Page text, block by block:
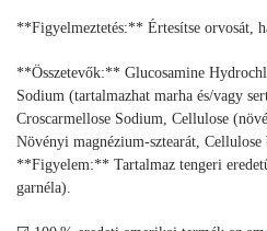
**Figyelmeztetés:** Értesítse orvosát,
**Összetevők:** Glucosamine
Sodium (tartalmazhat marha és/vagy
Croscarmellose Sodium, Cellulose
Növényi magnézium‑sztearát, Cellulose
**Figyelem:** Tartalmaz tengeri
garnéla).